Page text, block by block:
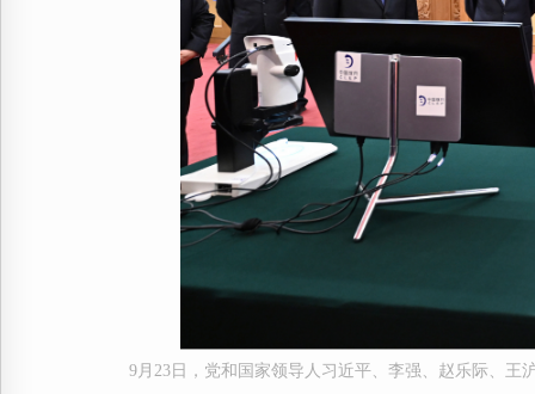
9月23日，党和国家领导人习近平、李强、赵乐际、